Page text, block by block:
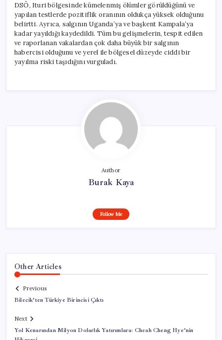
DSÖ, Ituri bölgesinde kümelenmiş ölümler görüldüğünü ve
yapılan testlerde pozitiflik oranının oldukça yüksek olduğunu
belirtti. Ayrıca, salgının Uganda’ya ve başkent Kampala’ya
kadar yayıldığı kaydedildi. Tüm bu gelişmelerin, tespit edilen
ve raporlanan vakalardan çok daha büyük bir salgının
habercisi olduğunu ve yerel ile bölgesel düzeyde ciddi bir
yayılma riski taşıdığını vurguladı.
Author
Burak Kaya
Follow Me
Other Articles
Previous
Bilecik’ten Türkiye Birincisi Çıktı
Next
Yol Kenarından Milyon Dolarlık Yatırımlara: Cheah Cheng Hye’nin